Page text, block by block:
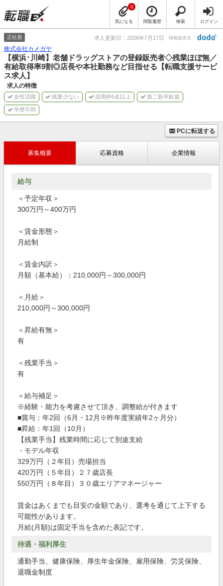
気になる
0
閲覧履歴 検索 ログイン
正社員 求人更新日：2026年7月17日 情報提供元
株式会社カメガヤ
【横浜･川崎】老舗ドラッグストアの登録販売者◇残業ほぼ無／
有給取得率9割◎店長や本社勤務など目指せる【転職支援サービ
ス求人】
求人の特徴
女性活躍 残業少ない 採用枠5名以上 第二新卒歓迎
学歴不問
PCに転送する
募集概要 応募資格 企業情報
給与
＜予定年収＞
300万円～400万円
＜賃金形態＞
月給制
＜賃金内訳＞
月額（基本給）：210,000円～300,000円
＜月給＞
210,000円～300,000円
＜昇給有無＞
有
＜残業手当＞
有
＜給与補足＞
※経験・能力を考慮させて頂き、調整給が付きます
■賞与：年2回（6月・12月※昨年度実績年2ヶ月分）
■昇給：年1回（10月）
【残業手当】残業時間に応じて別途支給
・モデル年収
329万円（２年目）売場担当
420万円（５年目）２７歳店長
550万円（８年目）３０歳エリアマネージャー
賃金はあくまでも目安の金額であり、選考を通じて上下する
可能性があります。
月給(月額)は固定手当を含めた表記です。
待遇・福利厚生
通勤手当、健康保険、厚生年金保険、雇用保険、労災保険、
退職金制度